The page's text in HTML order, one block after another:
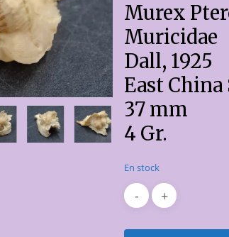
Murex
Muricidae
Dall, 1925
East China
37 mm
4 Gr.
En stock